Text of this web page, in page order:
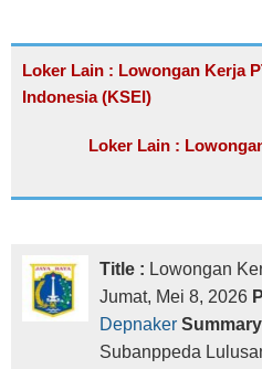
Loker Lain : Lowongan Kerja
Indonesia (KSEI)
Loker Lain :
Title : Lowongan
Jumat, Mei 8, 2026
Depnaker
Subanppeda